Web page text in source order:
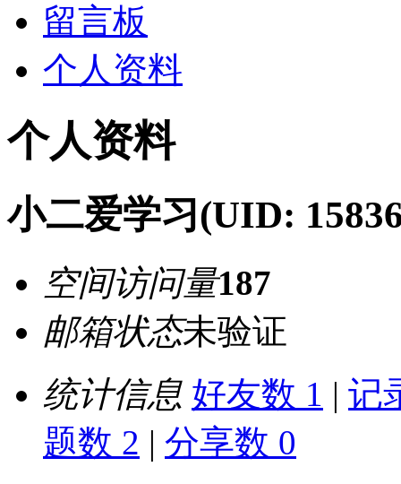
留言板
个人资料
个人资料
小二爱学习 (UID:
空间访问量187
邮箱状态未验证
统计信息 好友数 1 | 记
题数 2 | 分享数 0